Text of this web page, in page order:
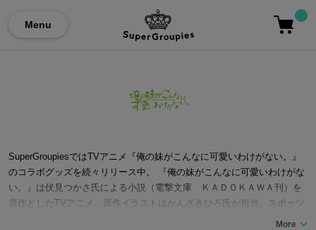
Menu
SuperGroupiesではTVアニメ『俺の妹がこんなに可愛いわけがない。』
のコラボグッズを続々リリース中。 『俺の妹がこんなに可愛いわけがな
い。』は伏見つかさ氏による小説（電撃文庫 ＫＡＤＯＫＡＷＡ刊）を
原作としたTVアニメ。原作イラストはかんざきひろ氏が担当。スポーツ
万能で成績優秀な妹「高坂桐乃」とその兄である主人公「高坂京介」